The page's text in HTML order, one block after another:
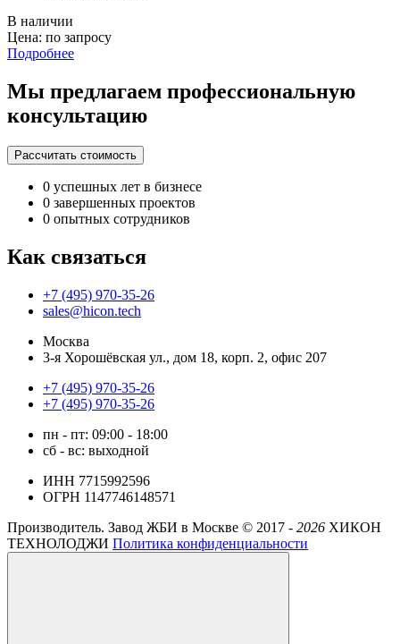
В наличии
Цена: по запросу
Подробнее
Мы предлагаем профессиональную
консультацию
Рассчитать стоимость
0 успешных лет в бизнесе
0 завершенных проектов
0 опытных сотрудников
Как связаться
+7 (495) 970-35-26
sales@hicon.tech
Москва
3-я Хорошёвская ул., дом 18, корп. 2, офис 207
+7 (495) 970-35-26
+7 (495) 970-35-26
пн - пт: 09:00 - 18:00
сб - вс: выходной
ИНН 7715992596
ОГРН 1147746148571
Производитель. Завод ЖБИ в Москве © 2017 - 2026 ХИКОН
ТЕХНОЛОДЖИ Политика конфиденциальности